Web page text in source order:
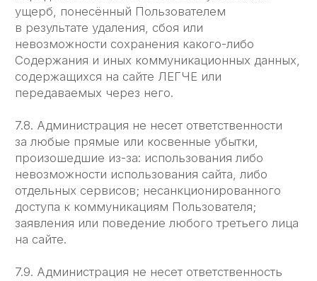
Политика конфиденциальности
Телеграм-канал ЛЕГЧЕ
Политика в отношении обработки персональных
данных